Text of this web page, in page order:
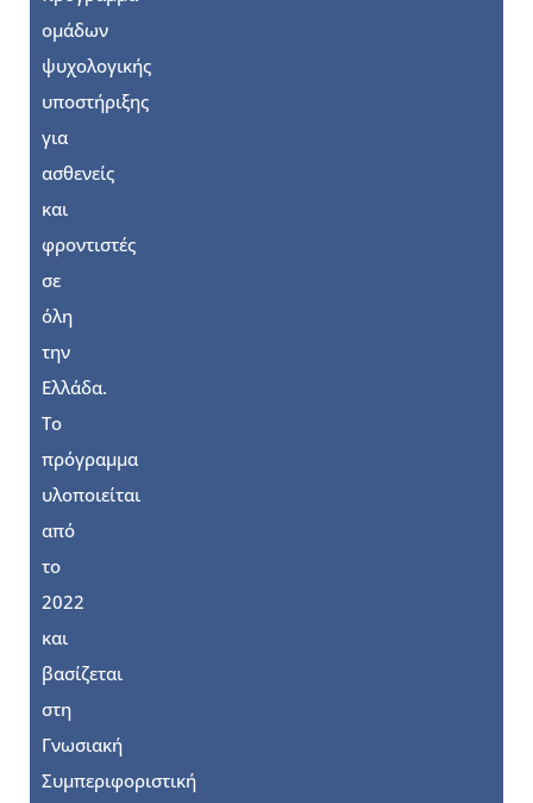
ομάδων
ψυχολογικής
υποστήριξης
για
ασθενείς
και
φροντιστές
σε
όλη
την
Ελλάδα.
Το
πρόγραμμα
υλοποιείται
από
το
2022
και
βασίζεται
στη
Γνωσιακή
Συμπεριφοριστική